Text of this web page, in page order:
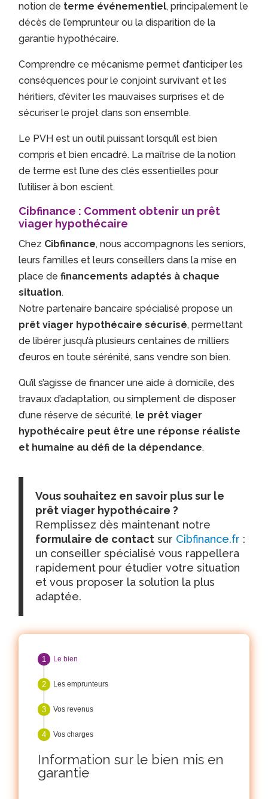
notion de terme événementiel, principalement le
décès de l’emprunteur ou la disparition de la
garantie hypothécaire.
Comprendre ce mécanisme permet d’anticiper les
conséquences pour le conjoint survivant et les
héritiers, d’éviter les mauvaises surprises et de
sécuriser le projet dans son ensemble.
Le PVH est un outil puissant lorsqu’il est bien
compris et bien encadré. La maîtrise de la notion
de terme est l’une des clés essentielles pour
l’utiliser à bon escient.
Cibfinance : Comment obtenir un prêt
viager hypothécaire
Chez Cibfinance, nous accompagnons les seniors,
leurs familles et leurs conseillers dans la mise en
place definancements adaptés à chaque
situation.
Notre partenaire bancaire spécialisé propose un
prêt viager hypothécaire sécurisé, permettant
de libérer jusqu’à plusieurs centaines de milliers
d’euros en toute sérénité, sans vendre son bien.
Qu’il s’agisse de financer une aide à domicile, des
travaux d’adaptation, ou simplement de disposer
d’une réserve de sécurité, le prêt viager
hypothécaire peut être une réponse réaliste
et humaine au défi de la dépendance.
Vous souhaitez en savoir plus sur le
prêt viager hypothécaire ?
Remplissez dès maintenant notre
formulaire de contact sur Cibfinance.fr :
un conseiller spécialisé vous rappellera
rapidement pour étudier votre situation
et vous proposer la solution la plus
adaptée.
Le bien
Les emprunteurs
Vos revenus
Vos charges
Information sur le bien mis en
garantie